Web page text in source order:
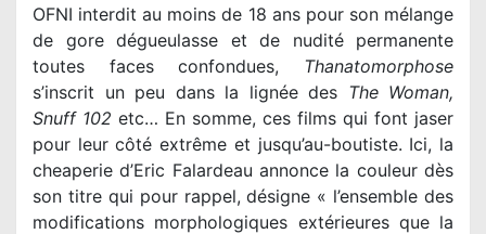
OFNI interdit au moins de 18 ans pour son mélange
de gore dégueulasse et de nudité permanente
toutes faces confondues, Thanatomorphose
s’inscrit un peu dans la lignée des The Woman,
Snuff 102 etc… En somme, ces films qui font jaser
pour leur côté extrême et jusqu’au-boutiste. Ici, la
cheaperie d’Eric Falardeau annonce la couleur dès
son titre qui pour rappel, désigne « l’ensemble des
modifications morphologiques extérieures que la